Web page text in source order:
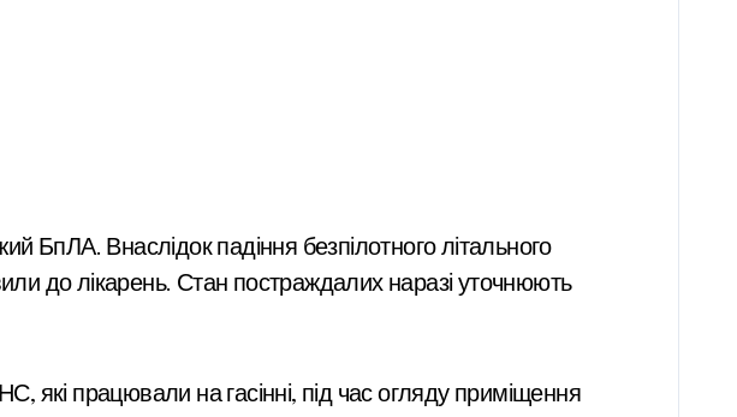
до лікарень. Стан постраждалих наразі уточнюють
які працювали на гасінні, під час огляду приміщення